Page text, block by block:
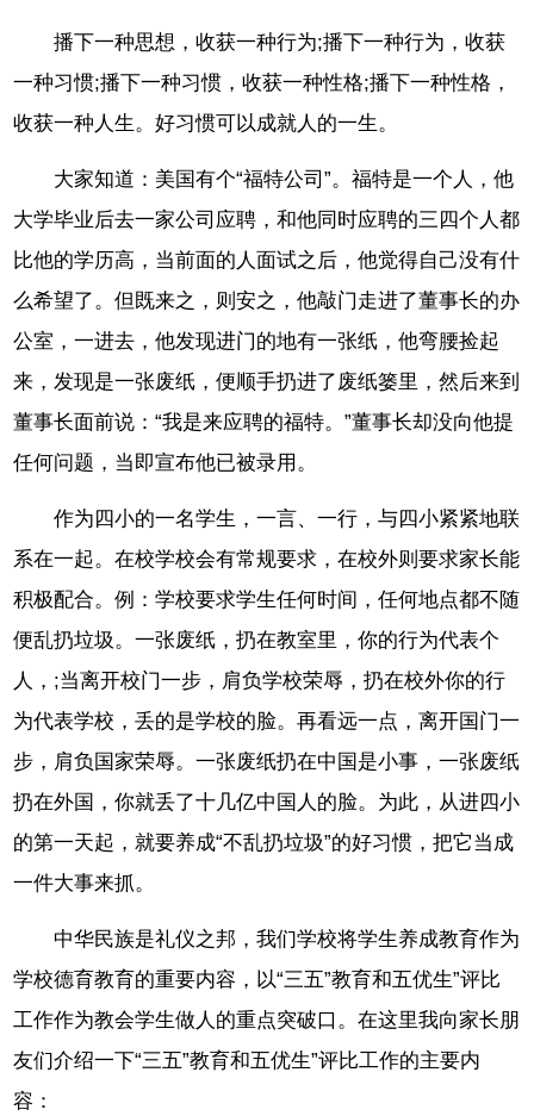
播下一种思想，收获一种行为;播下一种行为，收获
一种习惯;播下一种习惯，收获一种性格;播下一种性格，
收获一种人生。好习惯可以成就人的一生。
大家知道：美国有个“福特公司”。福特是一个人，他
大学毕业后去一家公司应聘，和他同时应聘的三四个人都
比他的学历高，当前面的人面试之后，他觉得自己没有什
么希望了。但既来之，则安之，他敲门走进了董事长的办
公室，一进去，他发现进门的地有一张纸，他弯腰捡起
来，发现是一张废纸，便顺手扔进了废纸篓里，然后来到
董事长面前说：“我是来应聘的福特。”董事长却没向他提
任何问题，当即宣布他已被录用。
作为四小的一名学生，一言、一行，与四小紧紧地联
系在一起。在校学校会有常规要求，在校外则要求家长能
积极配合。例：学校要求学生任何时间，任何地点都不随
便乱扔垃圾。一张废纸，扔在教室里，你的行为代表个
人，;当离开校门一步，肩负学校荣辱，扔在校外你的行
为代表学校，丢的是学校的脸。再看远一点，离开国门一
步，肩负国家荣辱。一张废纸扔在中国是小事，一张废纸
扔在外国，你就丢了十几亿中国人的脸。为此，从进四小
的第一天起，就要养成“不乱扔垃圾”的好习惯，把它当成
一件大事来抓。
中华民族是礼仪之邦，我们学校将学生养成教育作为
学校德育教育的重要内容，以“三五”教育和五优生”评比
工作作为教会学生做人的重点突破口。在这里我向家长朋
友们介绍一下“三五”教育和五优生”评比工作的主要内
容：